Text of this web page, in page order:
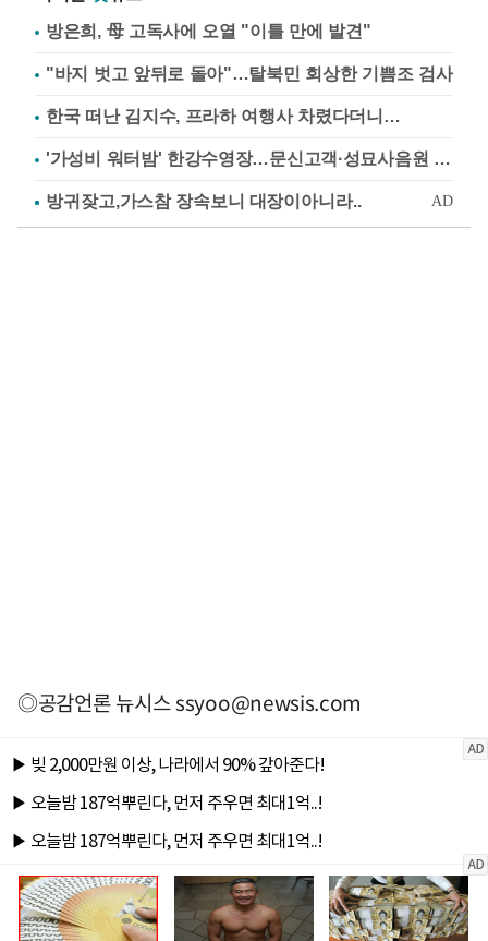
방은희, 母 고독사에 오열 "이틀 만에 발견"
"바지 벗고 앞뒤로 돌아"…탈북민 회상한 기쁨조 검사
한국 떠난 김지수, 프라하 여행사 차렸다더니…
'가성비 워터밤' 한강수영장…문신고객·성묘사음원 민원
◎공감언론 뉴시스ssyoo@newsis.com